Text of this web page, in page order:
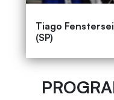
Tiago
(SP)